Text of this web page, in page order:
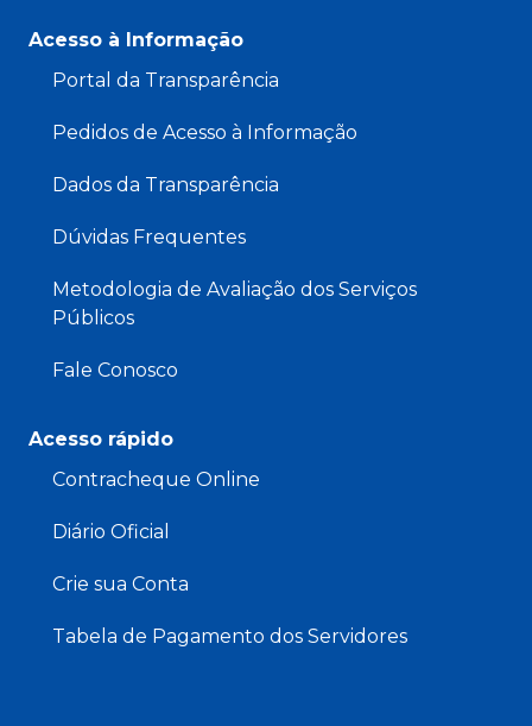
Acesso à Informação
Portal da Transparência
Pedidos de Acesso à Informação
Dados da Transparência
Dúvidas Frequentes
Metodologia de Avaliação dos Serviços
Públicos
Fale Conosco
Acesso rápido
Contracheque Online
Diário Oficial
Crie sua Conta
Tabela de Pagamento dos Servidores